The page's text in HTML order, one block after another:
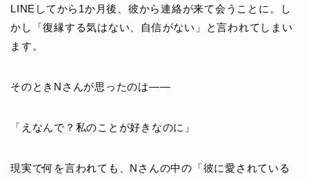
LINEしてから1か月後、彼から連絡が来て会うことに。し
かし「復縁する気はない、自信がない」と言われてしまい
ます。
そのときNさんが思ったのは——
「えなんで？私のことが好きなのに」
現実で何を言われても、Nさんの中の「彼に愛されている